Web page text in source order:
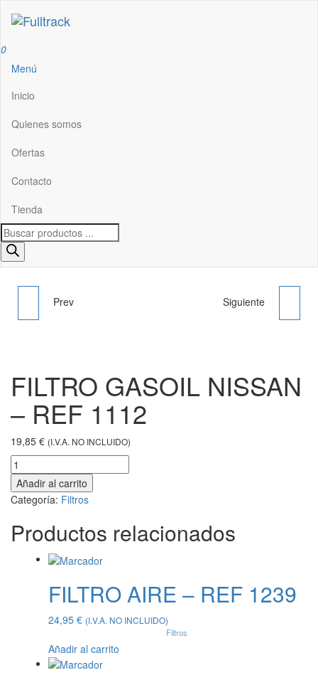
0
Menú
Inicio
Quienes somos
Ofertas
Contacto
Tienda
FILTRO GASOIL -
Prev FILTRO GASOIL - REF
Siguiente
FILTRO GASOIL NISSAN
– REF 1112
19,85 € (I.V.A. NO INCLUIDO)
Añadir al carrito
Categoría: Filtros
Productos relacionados
FILTRO AIRE – REF 1239
24,95 € (I.V.A. NO INCLUIDO)
Filtros
Añadir al carrito